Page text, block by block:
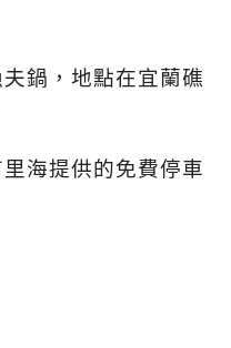
鍋，地點在宜蘭礁
海提供的免費停車